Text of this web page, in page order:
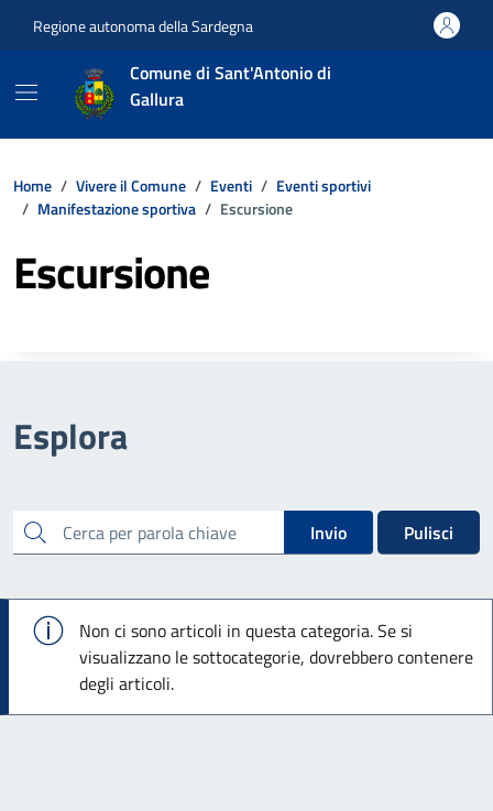
Regione autonoma della Sardegna
Comune di Sant'Antonio di
Gallura
Home Vivere il Comune Eventi
Eventi sportivi
Manifestazione sportiva
Escursione
Escursione
Esplora
cerca Invio Pulisci
Info
Non ci sono articoli in questa categoria. Se si
visualizzano le sottocategorie, dovrebbero contenere
degli articoli.